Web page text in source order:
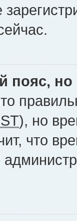
пояс,
), но
что